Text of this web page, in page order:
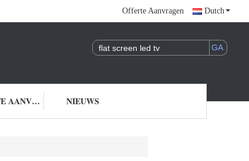
Offerte Aanvragen Dutch
OFFERTE AANVRAGEN NIEUWS